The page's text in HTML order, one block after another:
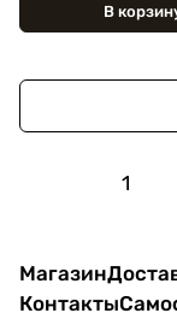
В
1
Магазин
Контакты